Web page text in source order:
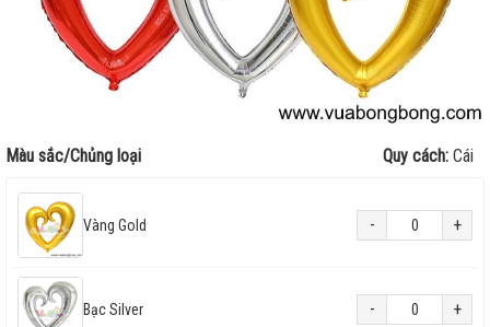
Màu sắc/Chủng loại Quy cách: Cái
Vàng Gold - +
Bạc Silver - +